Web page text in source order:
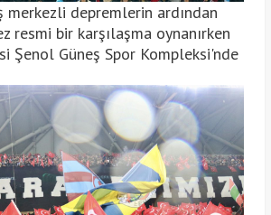
merkezli depremlerin ardından
resmi bir karşılaşma oynanırken
Şenol Güneş Spor Kompleksi'nde